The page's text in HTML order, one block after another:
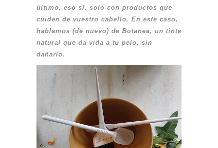
último, eso sí, solo con productos que
cuiden de vuestro cabello. En este caso,
hablamos (de nuevo) de Botanēa, un tinte
natural que da vida a tu pelo, sin
dañarlo.